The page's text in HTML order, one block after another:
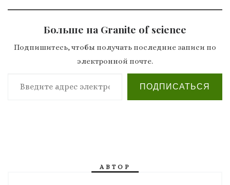
Больше на Granite of science
Подпишитесь, чтобы получать последние записи по
электронной почте.
Введите адрес электронной почты…
ПОДПИСАТЬСЯ
АВТОР